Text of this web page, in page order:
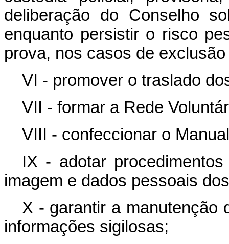
deliberação do Conselho
enquanto persistir o risco
prova, nos casos de
VI - promover o traslado
VII - formar a Rede
VIII - confeccionar o
IX - adotar
imagem e dados pessoais
X - garantir a manutenção
informações sigilosas;